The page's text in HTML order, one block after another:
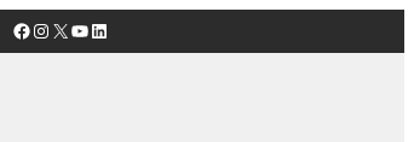
Facebook
Instagram
X YouTube
LinkedIn